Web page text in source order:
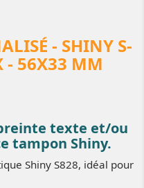
- SHINY S-
- 56X33 MM
texte et/ou
tampon Shiny.
Shiny S828, idéal pour